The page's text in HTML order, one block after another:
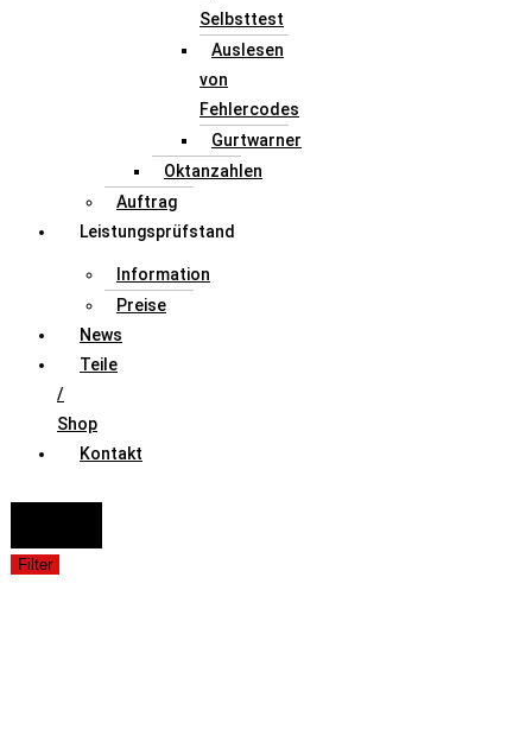
Selbsttest
Auslesen
von
Fehlercodes
Gurtwarner
Oktanzahlen
Auftrag
Leistungsprüfstand
Information
Preise
News
Teile
/
Shop
Kontakt
Filter